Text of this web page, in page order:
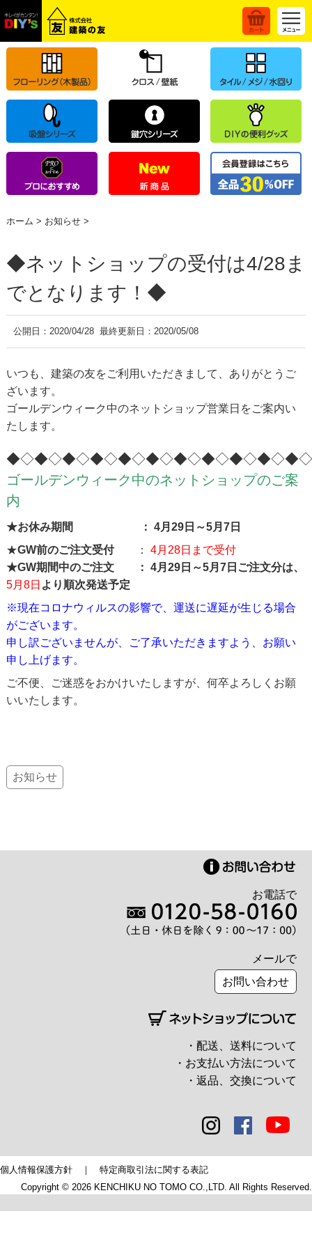
ホーム > お知らせ >
◆ネットショップの受付は4/28ま
でとなります！◆
公開日： 2020/04/28最終更新日：2020/05/08
いつも、建築の友をご利用いただきまして、ありがとうご
ざいます。
ゴールデンウィーク中のネットショップ営業日をご案内い
たします。
ゴールデンウィーク中のネットショップのご案
内
★お休み期間 ： 4月29日～5月7日
★GW前のご注文受付： 4月28日まで受付
★GW期間中のご注文 ： 4月29日～5月7日ご注文分は、
5月8日 より順次発送予定
※現在コロナウィルスの影響で、運送に遅延が生じる場合
がございます。
申し訳ございませんが、ご了承いただきますよう、お願い
申し上げます。
ご不便、ご迷惑をおかけいたしますが、何卒よろしくお願
いいたします。
お知らせ
お電話で
メールで
お問い合わせ
・配送、送料について
・お支払い方法について
・返品、交換について
個人情報保護方針 ｜ 特定商取引法に関する表記
Copyright © 2026 KENCHIKU NO TOMO CO.,LTD. All Rights Reserved.